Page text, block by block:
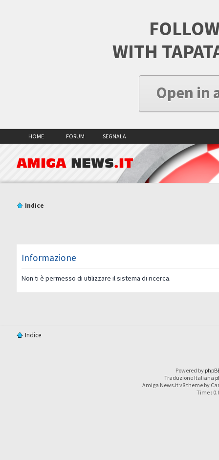
WITH
Open in
HOME FORUM SEGNALA
AMIGA NEWS.IT
Indice
Informazione
Non ti è permesso di utilizzare il sistema di ricerca.
Indice
Powered by
Traduzione Italiana
Amiga News.it v8 theme by
Time :